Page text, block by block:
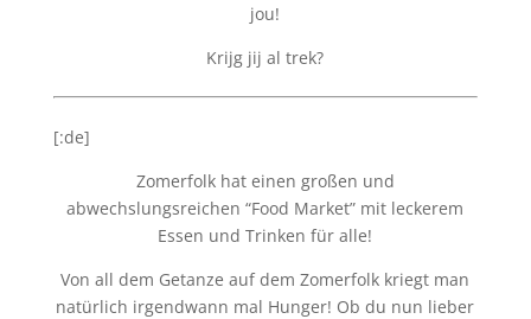
jou!
Krijg jij al trek?
[:de]
Zomerfolk hat einen großen und
abwechslungsreichen “Food Market” mit leckerem
Essen und Trinken für alle!
Von all dem Getanze auf dem Zomerfolk kriegt man
natürlich irgendwann mal Hunger! Ob du nun lieber